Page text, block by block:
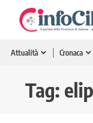
Attualità Cronaca
Tag: